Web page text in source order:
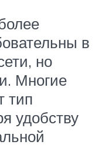
в
но
Многие
тип
удобству